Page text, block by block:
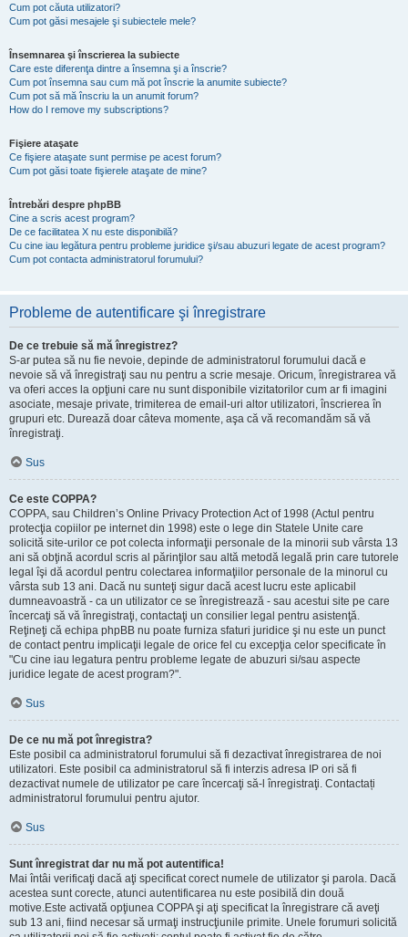
Cum pot căuta utilizatori?
Cum pot găsi mesajele şi subiectele mele?
Însemnarea şi înscrierea la subiecte
Care este diferenţa dintre a însemna şi a înscrie?
Cum pot însemna sau cum mă pot înscrie la anumite subiecte?
Cum pot să mă înscriu la un anumit forum?
How do I remove my subscriptions?
Fişiere ataşate
Ce fişiere ataşate sunt permise pe acest forum?
Cum pot găsi toate fişierele ataşate de mine?
Întrebări despre phpBB
Cine a scris acest program?
De ce facilitatea X nu este disponibilă?
Cu cine iau legătura pentru probleme juridice şi/sau abuzuri legate de acest program?
Cum pot contacta administratorul forumului?
Probleme de autentificare şi înregistrare
De ce trebuie să mă înregistrez?
S-ar putea să nu fie nevoie, depinde de administratorul forumului dacă e
nevoie să vă înregistraţi sau nu pentru a scrie mesaje. Oricum, înregistrarea vă
va oferi acces la opţiuni care nu sunt disponibile vizitatorilor cum ar fi imagini
asociate, mesaje private, trimiterea de email-uri altor utilizatori, înscrierea în
grupuri etc. Durează doar câteva momente, aşa că vă recomandăm să vă
înregistraţi.
Sus
Ce este COPPA?
COPPA, sau Children’s Online Privacy Protection Act of 1998 (Actul pentru
protecţia copiilor pe internet din 1998) este o lege din Statele Unite care
solicită site-urilor ce pot colecta informaţii personale de la minorii sub vârsta 13
ani să obţină acordul scris al părinţilor sau altă metodă legală prin care tutorele
legal îşi dă acordul pentru colectarea informaţiilor personale de la minorul cu
vârsta sub 13 ani. Dacă nu sunteţi sigur dacă acest lucru este aplicabil
dumneavoastră - ca un utilizator ce se înregistrează - sau acestui site pe care
încercaţi să vă înregistraţi, contactaţi un consilier legal pentru asistenţă.
Reţineţi că echipa phpBB nu poate furniza sfaturi juridice şi nu este un punct
de contact pentru implicaţii legale de orice fel cu excepţia celor specificate în
"Cu cine iau legatura pentru probleme legate de abuzuri si/sau aspecte
juridice legate de acest program?".
Sus
De ce nu mă pot înregistra?
Este posibil ca administratorul forumului să fi dezactivat înregistrarea de noi
utilizatori. Este posibil ca administratorul să fi interzis adresa IP ori să fi
dezactivat numele de utilizator pe care încercaţi să-l înregistraţi. Contactați
administratorul forumului pentru ajutor.
Sus
Sunt înregistrat dar nu mă pot autentifica!
Mai întâi verificaţi dacă aţi specificat corect numele de utilizator şi parola. Dacă
acestea sunt corecte, atunci autentificarea nu este posibilă din două
motive.Este activată opţiunea COPPA şi aţi specificat la înregistrare că aveţi
sub 13 ani, fiind necesar să urmaţi instrucţiunile primite. Unele forumuri solicită